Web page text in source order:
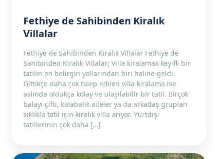
Fethiye de Sahibinden Kiralık
Villalar
Fethiye de Sahibinden Kiralık Villalar Fethiye de
Sahibinden Kiralık Villalar; Villa kiralamak keyifli bir
tatilin en belirgin yollarından biri haline geldi.
Gittikçe daha çok talep edilen villa kiralama ise
aslında oldukça kolay ve ulaşılabilir bir tatil. Birçok
balayı çifti, kalabalık aileler ya da arkadaş grupları
sıklıkla tatil için kiralık villa arıyor. Yurtdışı
tatillerinin çok daha […]